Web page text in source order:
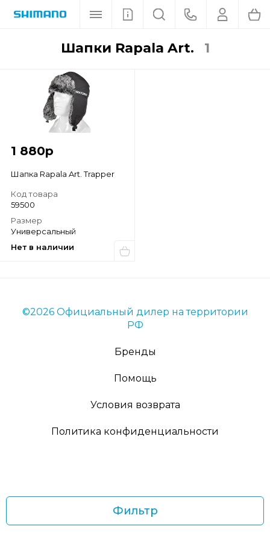
Шапки Rapala Art. 1
1 880р
Шапка Rapala Art. Trapper
Код товара
59500
Размер
Универсальный
Нет в наличии
Фильтр
©2026 Официальный дилер на территории
РФ
Бренды
Помощь
Условия возврата
Политика конфиденциальности